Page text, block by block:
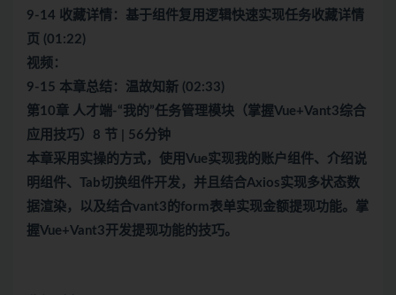
9-14 收藏详情：基于组件复用逻辑快速实现任务收藏详情
页 (01:22)
视频：
9-15 本章总结：温故知新 (02:33)
第10章 人才端-“我的”任务管理模块（掌握Vue+Vant3综合
应用技巧）8 节 | 56分钟
本章采用实操的方式，使用Vue实现我的账户组件、介绍说
明组件、Tab切换组件开发，并且结合Axios实现多状态数
据渲染，以及结合vant3的form表单实现金额提现功能。掌
握Vue+Vant3开发提现功能的技巧。